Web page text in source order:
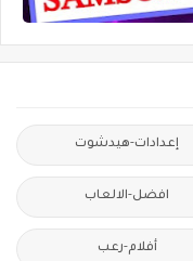
إعدادات-هيدشوت
افضل-الالعاب
أفلام-رعب